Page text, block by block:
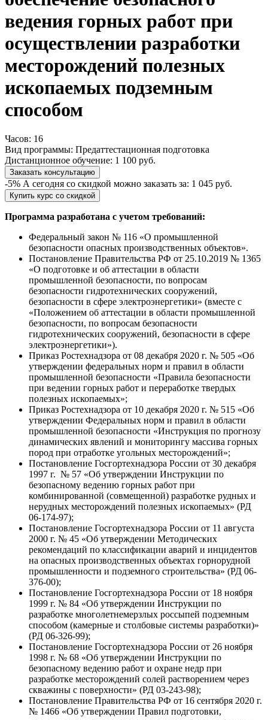
ведения горных работ при
осуществлении разработки
месторождений полезных
ископаемых подземным
способом
Часов: 16
Вид программы: Предаттестационная подготовка
Дистанционное обучение: 1 100 руб.
Заказать консультацию
-5% А сегодня со скидкой можно заказать за: 1 045 руб.
Купить курс со скидкой
Программа разработана с учетом требований:
Федеральный закон № 116 «О промышленной
безопасности опасных производственных объектов».
Постановление Правительства РФ от 25.10.2019 № 1365
«О подготовке и об аттестации в области
промышленной безопасности, по вопросам
безопасности гидротехнических сооружений,
безопасности в сфере электроэнергетики» (вместе с
«Положением об аттестации в области промышленной
безопасности, по вопросам безопасности
гидротехнических сооружений, безопасности в сфере
электроэнергетики»).
Приказ Ростехнадзора от 08 декабря 2020 г. № 505 «Об
утверждении федеральных норм и правил в области
промышленной безопасности «Правила безопасности
при ведении горных работ и переработке твердых
полезных ископаемых»;
Приказ Ростехнадзора от 10 декабря 2020 г. № 515 «Об
утверждении Федеральных норм и правил в области
промышленной безопасности «Инструкция по прогнозу
динамических явлений и мониторингу массива горных
пород при отработке угольных месторождений»;
Постановление Госгортехнадзора России от 30 декабря
1997 г. № 57 «Об утверждении Инструкции по
безопасному ведению горных работ при
комбинированной (совмещенной) разработке рудных и
нерудных месторождений полезных ископаемых» (РД
06-174-97);
Постановление Госгортехнадзора России от 11 августа
2000 г. № 45 «Об утверждении Методических
рекомендаций по классификации аварий и инцидентов
на опасных производственных объектах горнорудной
промышленности и подземного строительства» (РД 06-
376-00);
Постановление Госгортехнадзора России от 18 ноября
1999 г. № 84 «Об утверждении Инструкции по
разработке многолетнемерзлых россыпей подземным
способом (камерные и столбовые системы разработки)»
(РД 06-326-99);
Постановление Госгортехнадзора России от 26 ноября
1998 г. № 68 «Об утверждении Инструкции по
безопасному ведению работ и охране недр при
разработке месторождений солей растворением через
скважины с поверхности» (РД 03-243-98);
Постановление Правительства РФ от 16 сентября 2020 г.
№ 1466 «Об утверждении Правил подготовки,